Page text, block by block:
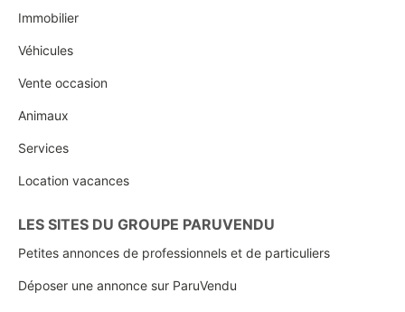
Immobilier
Véhicules
Vente occasion
Animaux
Services
Location vacances
LES SITES DU GROUPE PARUVENDU
Petites annonces de professionnels et de particuliers
Déposer une annonce sur ParuVendu